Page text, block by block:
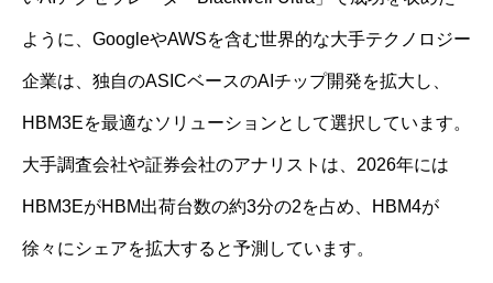
ように、GoogleやAWSを含む世界的な大手テクノロジー
企業は、独自のASICベースのAIチップ開発を拡大し、
HBM3Eを最適なソリューションとして選択しています。
大手調査会社や証券会社のアナリストは、2026年には
HBM3EがHBM出荷台数の約3分の2を占め、HBM4が
徐々にシェアを拡大​​すると予測しています。